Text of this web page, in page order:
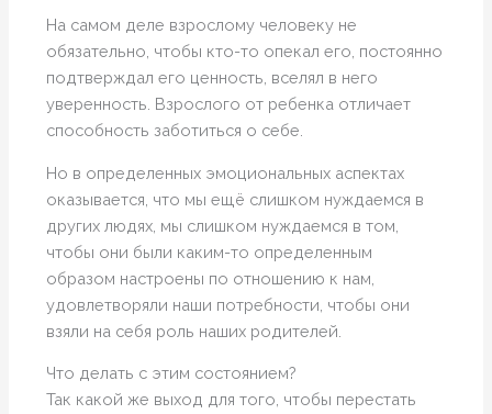
На самом деле взрослому человеку не
обязательно, чтобы кто-то опекал его, постоянно
подтверждал его ценность, вселял в него
уверенность. Взрослого от ребенка отличает
способность заботиться о себе.
Но в определенных эмоциональных аспектах
оказывается, что мы ещё слишком нуждаемся в
других людях, мы слишком нуждаемся в том,
чтобы они были каким-то определенным
образом настроены по отношению к нам,
удовлетворяли наши потребности, чтобы они
взяли на себя роль наших родителей.
Что делать с этим состоянием?
Так какой же выход для того, чтобы перестать